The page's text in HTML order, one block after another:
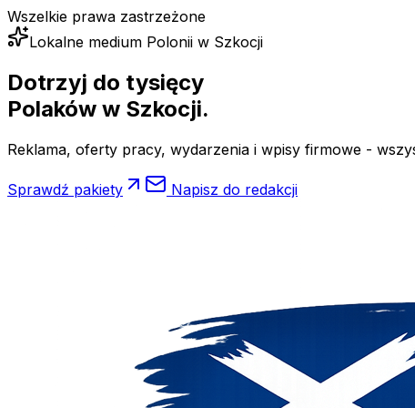
Wszelkie prawa zastrzeżone
Lokalne medium Polonii w Szkocji
Dotrzyj do tysięcy
Polaków w Szkocji.
Reklama, oferty pracy, wydarzenia i wpisy firmowe -
Sprawdź pakiety Napisz do redakcji